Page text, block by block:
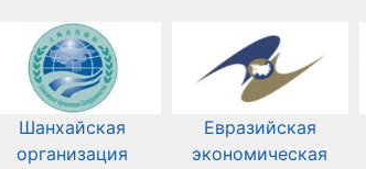
Шанхайская
организация
Евразийская
экономическая